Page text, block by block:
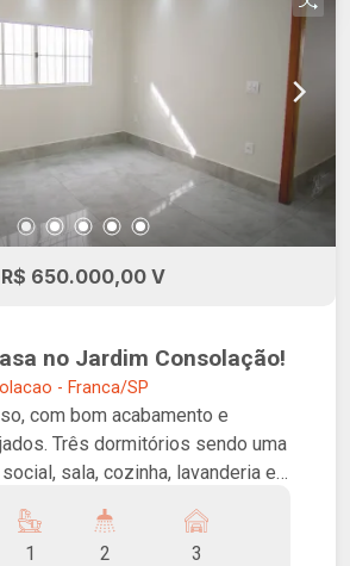
R$ 650.000,00 V
no Jardim Consolação!
- Franca/SP
com bom acabamento e
Três dormitórios sendo uma
sala, cozinha, lavanderia e
1 2 3